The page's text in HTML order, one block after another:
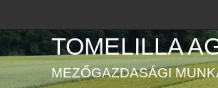
TOMELILLA
MEZŐGAZDASÁGI